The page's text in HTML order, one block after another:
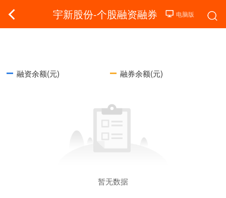
宇新股份-个股融资融券
融资余额(元) 融券余额(元)
暂无数据